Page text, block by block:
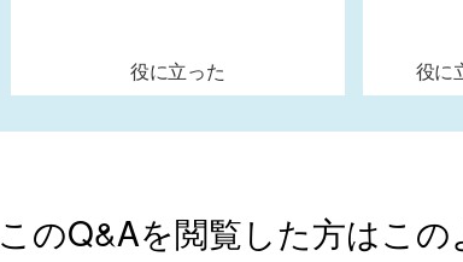
役に立った 役に
このQ&Aを閲覧した方はこ